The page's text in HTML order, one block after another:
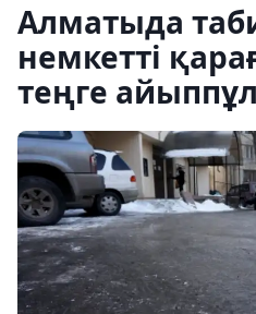
Алматыда
немкетті
теңге